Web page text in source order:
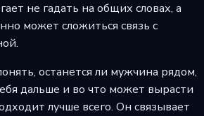
не гадать на общих словах, а
может сложиться связь с
останется ли мужчина рядом,
дальше и во что может вырасти
лучше всего. Он связывает